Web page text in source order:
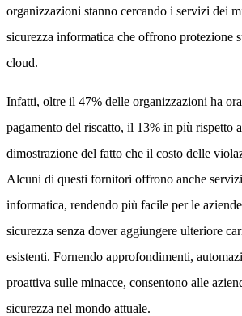
organizzazioni stanno cercando i servizi dei
sicurezza informatica che offrono protezione
cloud.
Infatti, oltre il 47% delle organizzazioni ha
pagamento del riscatto, il 13% in più rispetto
dimostrazione del fatto che il costo delle
Alcuni di questi fornitori offrono anche
informatica, rendendo più facile per le
sicurezza senza dover aggiungere ulteriore
esistenti. Fornendo approfondimenti,
proattiva sulle minacce, consentono alle
sicurezza nel mondo attuale.